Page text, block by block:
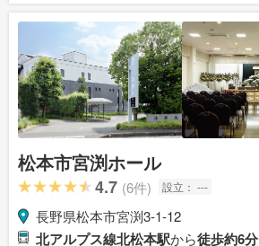
松本市宮渕ホール
4.7 (6件) 設立： ---
長野県松本市宮渕3-1-12
北アルプス線北松本駅から徒歩約6分